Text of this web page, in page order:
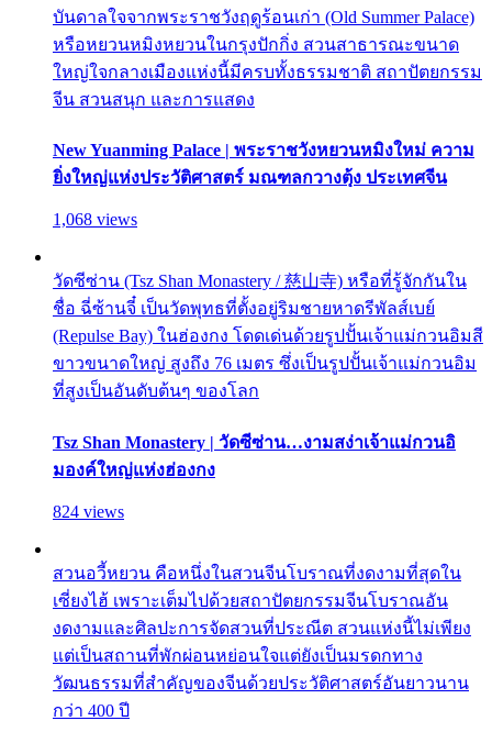
บันดาลใจจากพระราชวังฤดูร้อนเก่า (Old Summer Palace)
หรือหยวนหมิงหยวนในกรุงปักกิ่ง สวนสาธารณะขนาด
ใหญ่ใจกลางเมืองแห่งนี้มีครบทั้งธรรมชาติ สถาปัตยกรรม
จีน สวนสนุก และการแสดง
New Yuanming Palace | พระราชวังหยวนหมิงใหม่ ความ
ยิ่งใหญ่แห่งประวัติศาสตร์ มณฑลกวางตุ้ง ประเทศจีน
1,068 views
วัดซีซ่าน (Tsz Shan Monastery / 慈山寺) หรือที่รู้จักกันใน
ชื่อ ฉี่ซ้านจี๋ เป็นวัดพุทธที่ตั้งอยู่ริมชายหาดรีพัลส์เบย์
(Repulse Bay) ในฮ่องกง โดดเด่นด้วยรูปปั้นเจ้าแม่กวนอิมสี
ขาวขนาดใหญ่ สูงถึง 76 เมตร ซึ่งเป็นรูปปั้นเจ้าแม่กวนอิม
ที่สูงเป็นอันดับต้นๆ ของโลก
Tsz Shan Monastery | วัดซีซ่าน…งามสง่าเจ้าแม่กวนอิ
มองค์ใหญ่แห่งฮ่องกง
824 views
สวนอวี้หยวน คือหนึ่งในสวนจีนโบราณที่งดงามที่สุดใน
เซี่ยงไฮ้ เพราะเต็มไปด้วยสถาปัตยกรรมจีนโบราณอัน
งดงามและศิลปะการจัดสวนที่ประณีต สวนแห่งนี้ไม่เพียง
แต่เป็นสถานที่พักผ่อนหย่อนใจแต่ยังเป็นมรดกทาง
วัฒนธรรมที่สำคัญของจีนด้วยประวัติศาสตร์อันยาวนาน
กว่า 400 ปี